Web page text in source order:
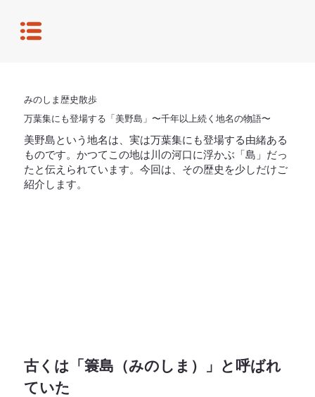
みのしま歴史散歩
万葉集にも登場する「美野島」〜千年以上続く地名の物語〜
美野島という地名は、実は万葉集にも登場する由緒ある
ものです。かつてこの地は川の河口に浮かぶ「島」だっ
たと伝えられています。今回は、その歴史を少しだけご
紹介します。
古くは「簑島（みのしま）」と呼ばれ
ていた